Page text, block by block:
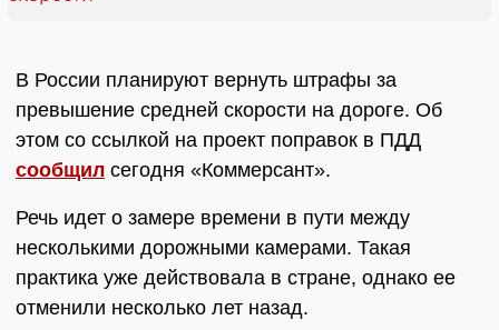
В России планируют вернуть штрафы за
превышение средней скорости на дороге. Об
этом со ссылкой на проект поправок в ПДД
сообщил сегодня «Коммерсант».
Речь идет о замере времени в пути между
несколькими дорожными камерами. Такая
практика уже действовала в стране, однако ее
отменили несколько лет назад.